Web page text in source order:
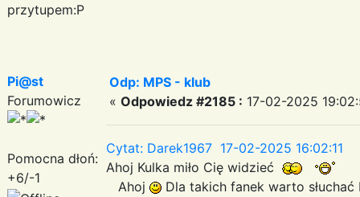
przytupem:P
Pi@st
Forumowicz
Pomocna dłoń:
+6/-1
Odp: MPS - klub
« Odpowiedz #2185 : 17-02-2025
Cytat: Darek1967 17-02-2025 16:02:11
Ahoj Kulka miło Cię widzieć
Ahoj
Dla takich fanek warto